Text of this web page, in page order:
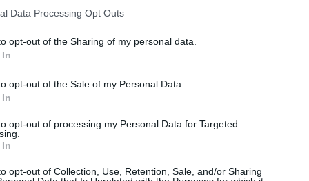
Data Processing Opt Outs
opt-out of the Sharing of my personal data.
opt-out of the Sale of my Personal Data.
opt-out of processing my Personal Data for Targeted
opt-out of Collection, Use, Retention, Sale, and/or Sharing